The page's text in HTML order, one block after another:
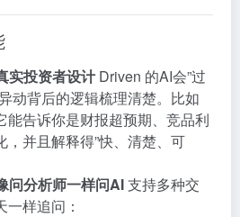
实投资者设计Driven 的AI会”过
动背后的逻辑梳理清楚。比如
能告诉你是财报超预期、竞品利
，并且解释得”快、清楚、可
问分析师一样问AI支持多种交
样追问：